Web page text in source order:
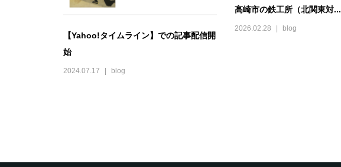
【Yahoo!タイムライン】での記事配信開
始
2024.07.17 blog
高崎市の鉄工所（北関東対...
2026.02.28 blog